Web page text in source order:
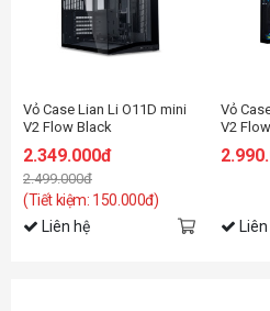
Vỏ Case Lian Li O11D mini
V2 Flow Black
2.349.000đ
2.499.000đ
(Tiết kiệm: 150.000đ)
Liên hệ
Vỏ
V2